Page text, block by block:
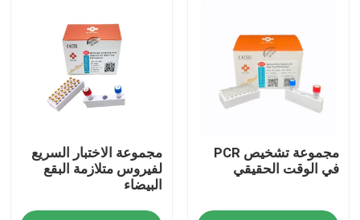
مسكن
مجموعة تشخيص PCR
في الوقت الحقيقي
مجموعة الاختبار السريع
لفيروس متلازمة البقع
البيضاء